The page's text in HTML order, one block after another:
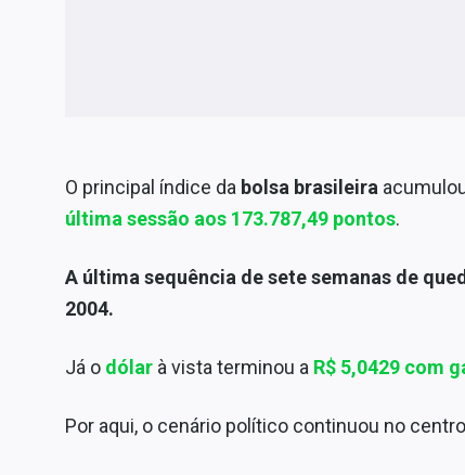
O principal índice da bolsa brasileira
última sessão aos 173.787,49 pontos.
A última sequência de sete semanas de
2004.
Já o dólar à vista terminou a R$ 5,0429 com
Por aqui, o cenário político continuou no